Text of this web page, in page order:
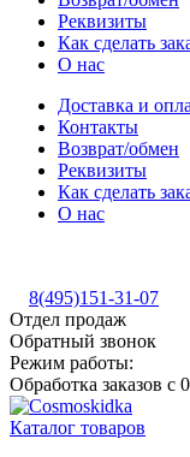
Реквизиты
Как сделать
О нас
Доставка и
Контакты
Возврат/обмен
Реквизиты
Как сделать
О нас
8(495)151-31-07
Отдел продаж
Обратный звонок
Режим работы:
Обработка заказов с
Каталог товаров